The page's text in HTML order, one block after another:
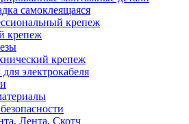
самоклеящаяся
крепеж
крепеж
крепеж
электрокабеля
Лента, Скотч